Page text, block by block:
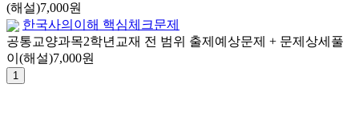
(해설)7,000원
한국사의이해 핵심체크문제
공통교양과목2학년 교재 전 범위 출제예상문제 + 문제상세풀
이(해설)7,000원